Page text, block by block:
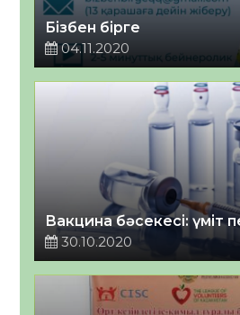
Бізбен бірге
04.11.2020
Вакцина бәсекесі: үміт
30.10.2020